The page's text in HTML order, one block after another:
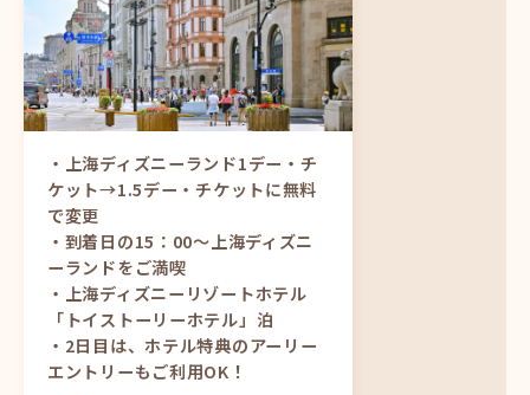
中部発
ツアーをもっと見る
・上海ディズニーランド1デー・チ
ケット→1.5デー・チケットに無料
で変更
・到着日の15：00～上海ディズニ
ーランドをご満喫
・上海ディズニーリゾートホテル
「トイストーリーホテル」泊
・2日目は、ホテル特典のアーリー
エントリーもご利用OK！